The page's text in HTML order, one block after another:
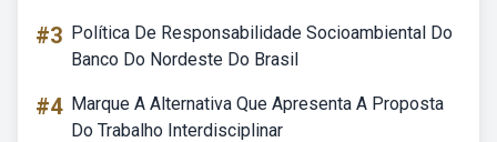
#3 Política De Responsabilidade Socioambiental Do
Banco Do Nordeste Do Brasil
#4 Marque A Alternativa Que Apresenta A Proposta
Do Trabalho Interdisciplinar